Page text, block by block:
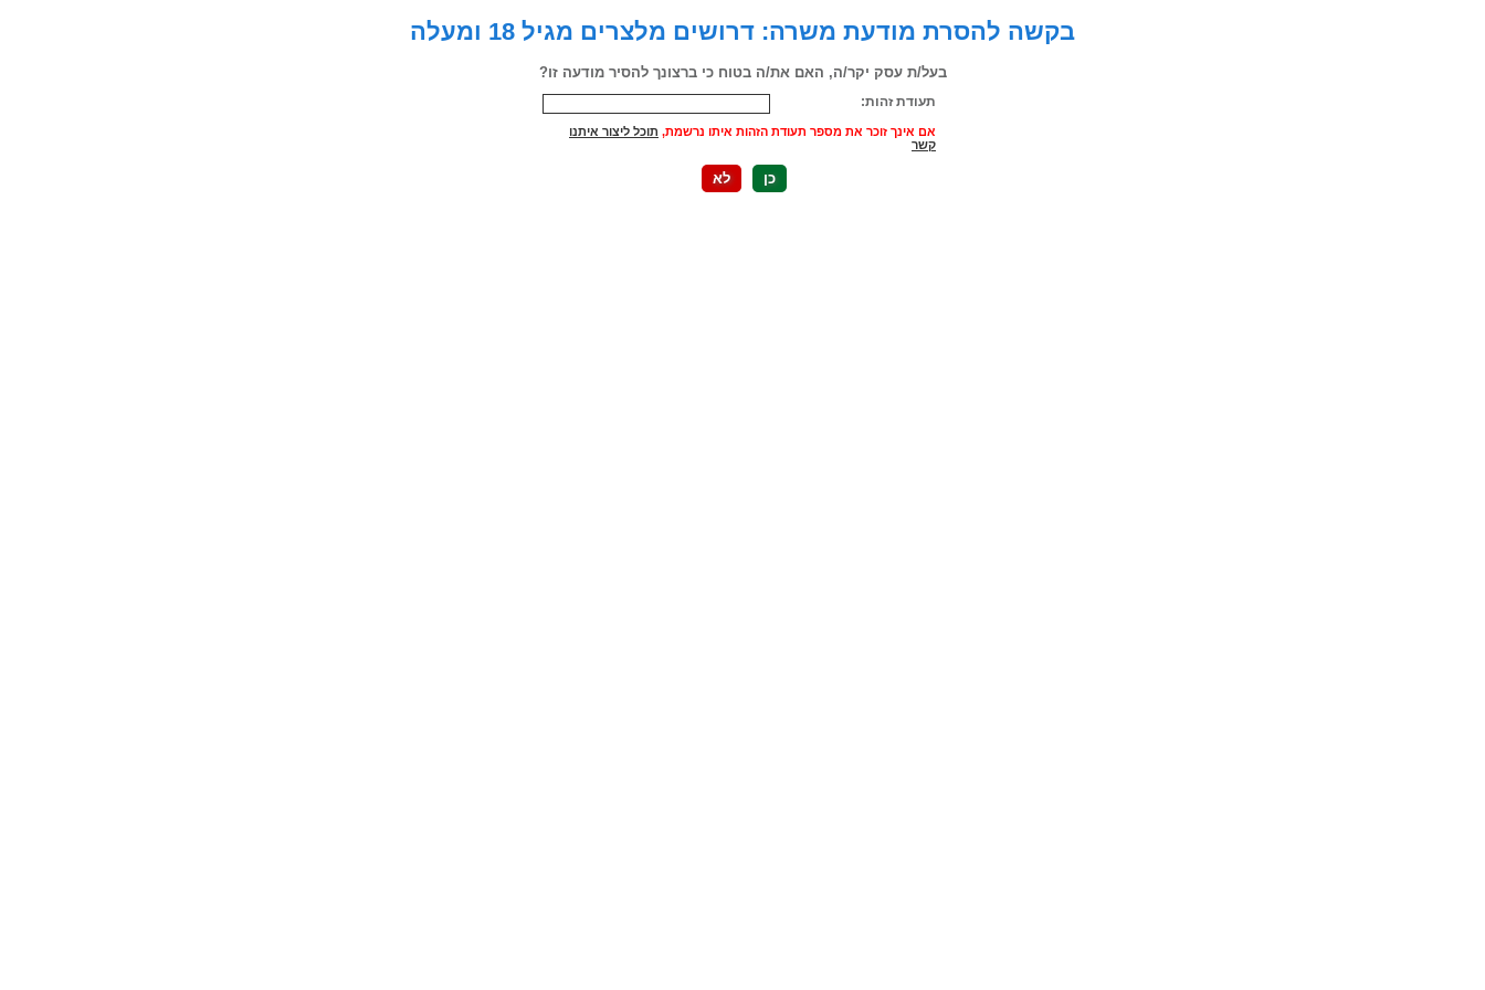
בקשה להסרת מודעת משרה: דרושים מלצרים מגיל 18 ומעלה
בעל/ת עסק יקר/ה, האם את/ה בטוח כי ברצונך להסיר מודעה זו?
תעודת זהות:
אם אינך זוכר את מספר תעודת הזהות איתו נרשמת, תוכל ליצור איתנו
קשר
כן לא